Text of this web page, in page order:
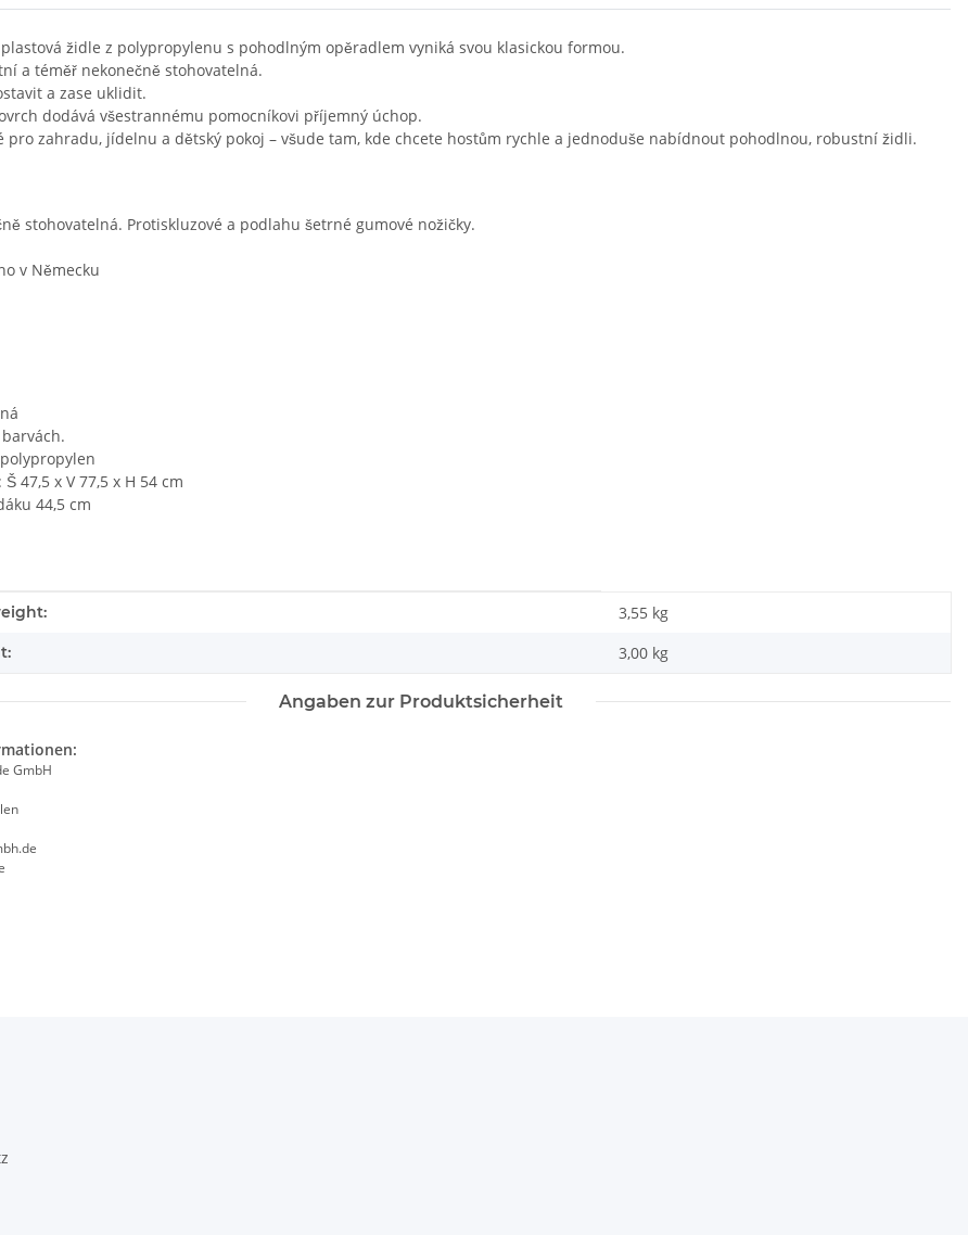
židle z polypropylenu s pohodlným opěradlem vyniká svou klasickou formou.
a téměř nekonečně stohovatelná.
a zase uklidit.
dodává všestrannému pomocníkovi příjemný úchop.
pro zahradu, jídelnu a dětský pokoj – všude tam, kde chcete hostům rychle a jednoduše nabídnout pohodlnou, robustní židli.
stohovatelná. Protiskluzové a podlahu šetrné gumové nožičky.
v Německu
Š 47,5 x V 77,5 x H 54 cm
44,5 cm
3,55 kg
3,00 kg
Angaben zur Produktsicherheit
GmbH